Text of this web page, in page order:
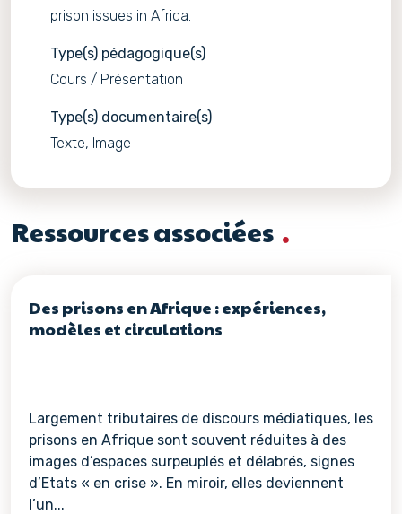
prison issues in Africa.
Type(s) pédagogique(s)
Cours / Présentation
Type(s) documentaire(s)
Texte, Image
Ressources associées
Des prisons en Afrique : expériences,
modèles et circulations
Largement tributaires de discours médiatiques, les
prisons en Afrique sont souvent réduites à des
images d’espaces surpeuplés et délabrés, signes
d’Etats « en crise ». En miroir, elles deviennent
l’un...